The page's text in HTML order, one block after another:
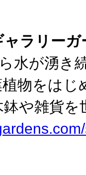
ャラリー
水が湧き
物をはじ
鉢や雑貨